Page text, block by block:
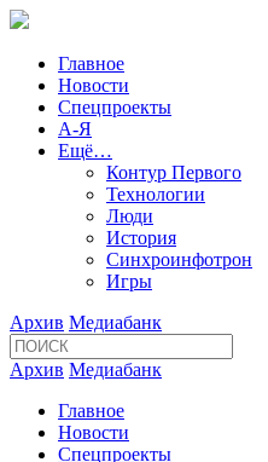
Главное
Новости
Спецпроекты
А-Я
Ещё…
Контур Первого
Технологии
Люди
История
Синхроинфотрон
Игры
Архив Медиабанк
Архив Медиабанк
Главное
Новости
Спецпроекты